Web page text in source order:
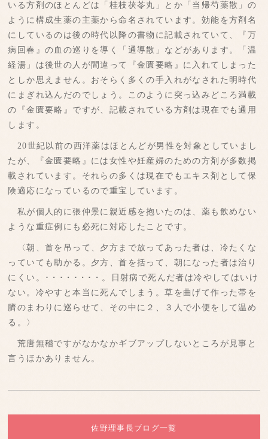
いる方剤のほとんどは「桂枝茯苓丸」とか「当帰芍薬散」の
ように構成生薬の主薬から命名されています。効能を方剤名
にしているのは後の時代以降の書物に記載されていて、『万
病回春』の血の巡りを導く「通導散」などがあります。「温
経湯」は後世の人が間違って『金匱要略』に入れてしまった
としか思えません。おそらく多くの手入れがなされた明時代
にまぎれ込んだのでしょう。このように突っ込みどころ満載
の『金匱要略』ですが、記載されている方剤は現在でも通用
します。
20世紀以前の西洋薬はほとんどが男性を対象としていまし
たが、『金匱要略』には女性や妊産婦のための方剤が多数掲
載されています。それらの多くは現在でもエキス剤として保
険適応になっているので重宝しています。
私が個人的に張仲景に親近感を抱いたのは、薬も飲めない
ような重症例にも必死に対応したことです。
〈朝、首を吊って、夕方まで放ってあった者は、冷たくな
っていても助かる。夕方、首を括って、朝になった者は治り
にくい。･・･・･・･・。日射病で死んだ者は冷やしてはいけ
ない。冷やすと本当に死んでしまう。草を曲げて作った帯を
臍のまわりに巡らせて、その中に２、３人で小便をして温め
る。〉
荒唐無稽ですがなかなかギブアップしないところが見事と
言うほかありません。
佐野理事長ブログ一覧